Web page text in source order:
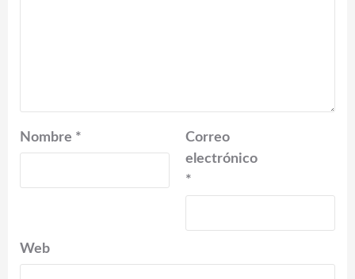
Nombre *
Correo
electrónico
*
Web